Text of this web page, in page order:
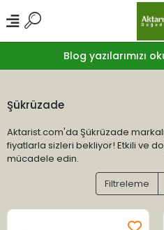
Blog yazılarımızı
Şükrüzade
Aktarist.com'da Şükrüzade
fiyatlarla sizleri bekliyor! Etkili ve
mücadele edin.
Filtreleme